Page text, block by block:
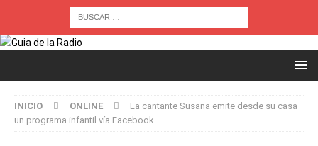
INICIO ONLINE
La cantante Susana emite desde su casa
un programa infantil vía Facebook